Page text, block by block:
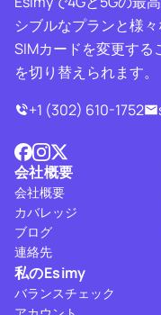
シブルなプランと様
SIMカードを変更する
を切り替えられます。
+1 (302) 610-1752
会社概要
会社概要
カバレッジ
ブログ
連絡先
私のEsimy
バランスチェック